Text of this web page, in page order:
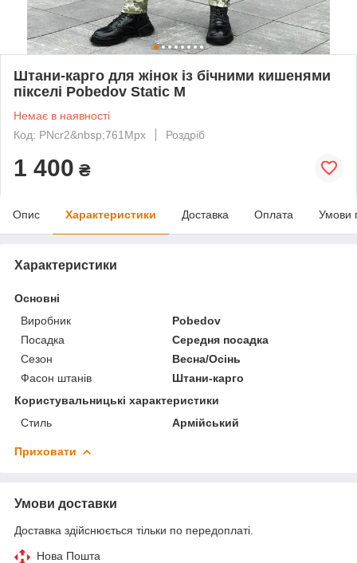
Штани-карго для жінок із бічними кишенями
пікселі Pobedov Static M
Немає в наявності
Код: PNcr2&nbsp;761Mpx
Роздріб
1 400 ₴
Опис Характеристики Доставка Оплата Умови
Характеристики
Основні
Виробник
Pobedov
Посадка
Середня посадка
Сезон
Весна/Осінь
Фасон штанів
Штани-карго
Користувальницькі характеристики
Стиль
Армійський
Приховати
Умови доставки
Доставка здійснюється тільки по передоплаті.
Нова Пошта